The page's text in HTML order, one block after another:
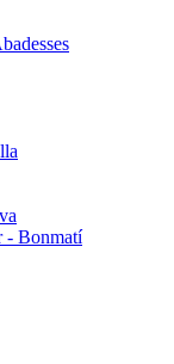
- Bonmatí